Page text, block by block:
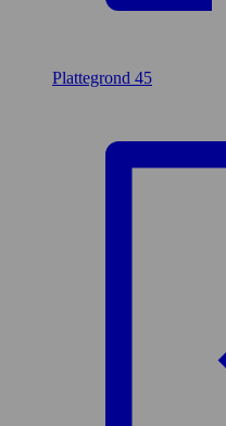
Plattegrond 45